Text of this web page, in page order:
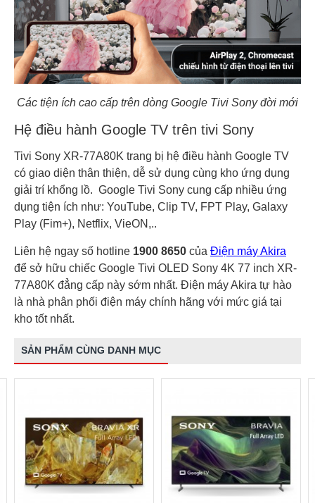
Các tiện ích cao cấp trên dòng Google Tivi Sony đời mới
Hệ điều hành Google TV trên tivi Sony
Tivi Sony XR-77A80K trang bị hệ điều hành Google TV
có giao diện thân thiện, dễ sử dụng cùng kho ứng dụng
giải trí khổng lồ. Google Tivi Sony cung cấp nhiều ứng
dụng tiện ích như: YouTube, Clip TV, FPT Play, Galaxy
Play (Fim+), Netflix, VieON,..
Liên hệ ngay số hotline 1900 8650 của Điện máy Akira
để sở hữu chiếc Google Tivi OLED Sony 4K 77 inch XR-
77A80K đẳng cấp này sớm nhất. Điện máy Akira tự hào
là nhà phân phối điện máy chính hãng với mức giá tại
kho tốt nhất.
SẢN PHẨM CÙNG DANH MỤC